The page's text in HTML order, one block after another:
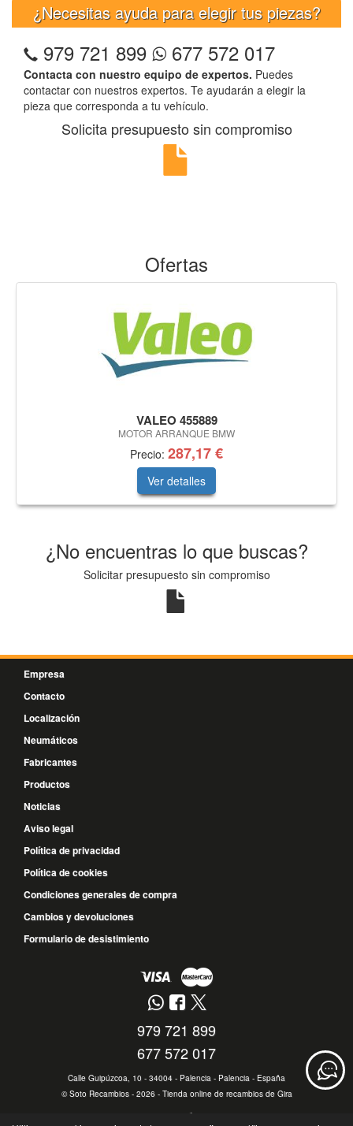
¿Necesitas ayuda para elegir tus piezas?
979 721 899 677 572 017
Contacta con nuestro equipo de expertos. Puedes
contactar con nuestros expertos. Te ayudarán a elegir la
pieza que corresponda a tu vehículo.
Solicita presupuesto sin compromiso
Ofertas
VALEO 455889
MOTOR ARRANQUE BMW
Precio: 287,17 €
Ver detalles
¿No encuentras lo que buscas?
Solicitar presupuesto sin compromiso
Empresa
Contacto
Localización
Neumáticos
Fabricantes
Productos
Noticias
Aviso legal
Política de privacidad
Política de cookies
Condiciones generales de compra
Cambios y devoluciones
Formulario de desistimiento
979 721 899
677 572 017
Calle Guipúzcoa, 10 - 34004 - Palencia - Palencia - España
©Soto Recambios- 2026 - Tienda online de recambios de Gira